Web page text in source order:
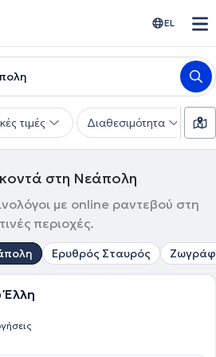
EL
τιμές Διαθεσιμότητα
στη Νεάπολη
με online ραντεβού στη
περιοχές.
Ερυθρός Σταυρός